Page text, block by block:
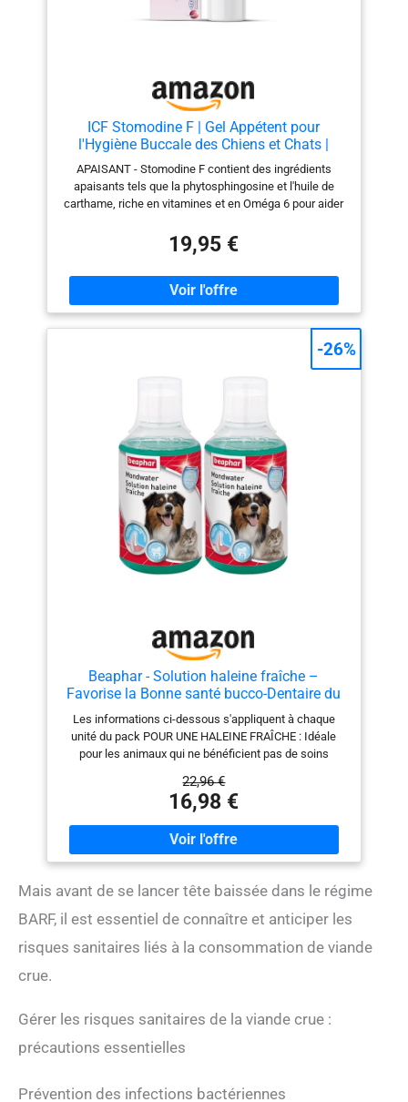
ICF Stomodine F | Gel Appétent pour
l'Hygiène Buccale des Chiens et Chats |
Combat la Formation de la Plaque Dentaire,
du Tartre et la Mauvaise Haleine pour une
Bouche et des Gencives Saines | 30ml
APAISANT - Stomodine F contient des ingrédients
apaisants tels que la phytosphingosine et l'huile de
carthame, riche en vitamines et en Oméga 6 pour aider
EFFICACE - Stomodine F agit rapidement pour améliorer
l'hygiène buccale du chien et du chat. Utilisé à long
terme, il peut contribuer à réduire le risque de
problèmes bucco-dentaires et à favoriser la santé des
dents et des gencives. Pour de meilleurs résultats, il
peut être utilisé en complément du brossage avec un
dentifrice pour chien ou un dentifrice pour chat. FACILE
À UTILISER - Grâce à son goût de viande appétent, ce
soin est facile à administrer. Appliquer Stomodine F
Masser doucement les gencives. Utiliser 1 à 2 fois par
jour à distance des repas pendant au moins 15 à 20
jours. Il peut être utilisé avant et après les procédures
dentaires. RECOMMANDÉ PAR LES VÉTÉRINAIRES - Ce
gel pour chats et chiens est recommandé par les
vétérinaires car il contient une formule favorisant la
santé bucco-dentaire, la bonne haleine et le confort
des gencives.
19,95 €
Beaphar - Solution haleine fraîche –
Favorise la Bonne santé bucco-Dentaire du
Chien et du Chat sans brossage ni rinçage –
Élimine la Plaque Dentaire – Empêche la
Formation de tartre - 250 ML
Les informations ci-dessous s'appliquent à chaque
unité du pack POUR UNE HALEINE FRAÎCHE : Idéale
pour les animaux qui ne bénéficient pas de soins
et chat combat la mauvaise haleine et lutte contre la
plaque dentaire. UNE DENTITION PLUS SAINE : À base
de menthol pour rafraîchir l'haleine en continu, cette
solution s'oppose à la formation de la plaque dentaire
responsable de caries et de problèmes de gencives.
ml de solution dans 1 litre d'eau à donner à boire à
préparer jusqu'à 25 litres de solution. COMPOSITION :
L’enzyme protéase et le chlorure de zinc combattent la
ANIMAUX SONT AUSSI NOTRE FAMILLE : Pour
préserver le bien-être de nos compagnons à 4 pattes,
Beaphar donne accès à tous les propriétaires à des
22,96 €
16,98 €
-26%
Mais avant de se lancer tête baissée dans le régime
BARF, il est essentiel de connaître et anticiper les
risques sanitaires liés à la consommation de viande
crue.
Gérer les risques sanitaires de la viande crue :
précautions essentielles
Prévention des infections bactériennes